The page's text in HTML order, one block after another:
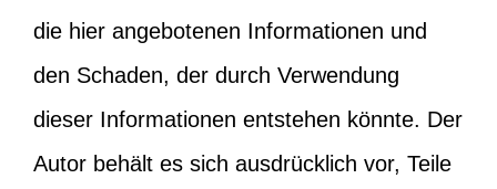
die hier angebotenen Informationen und
den Schaden, der durch Verwendung
dieser Informationen entstehen könnte. Der
Autor behält es sich ausdrücklich vor, Teile